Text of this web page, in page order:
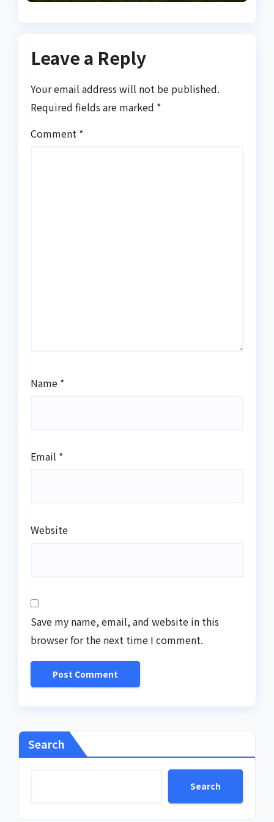
запалення
Leave a Reply
Your email address will not be published.
Required fields are marked *
Comment *
Name *
Email *
Website
Save my name, email, and website in this
browser for the next time I comment.
Search
Search